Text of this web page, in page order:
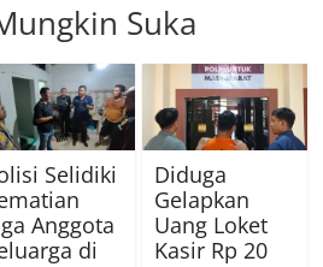
Suka
Selidiki
Anggota
di
Diduga
Gelapkan
Uang Loket
Kasir Rp 20